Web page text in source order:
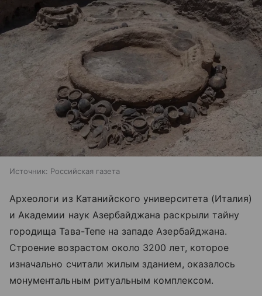
Источник: Российская газета
Археологи из Катанийского университета (Италия)
и Академии наук Азербайджана раскрыли тайну
городища Тава-Тепе на западе Азербайджана.
Строение возрастом около 3200 лет, которое
изначально считали жилым зданием, оказалось
монументальным ритуальным комплексом.